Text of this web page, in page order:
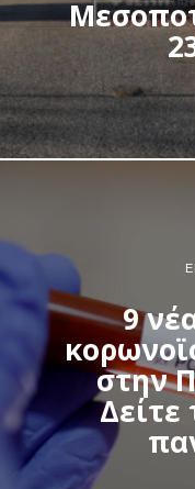
9
στην
Δείτε